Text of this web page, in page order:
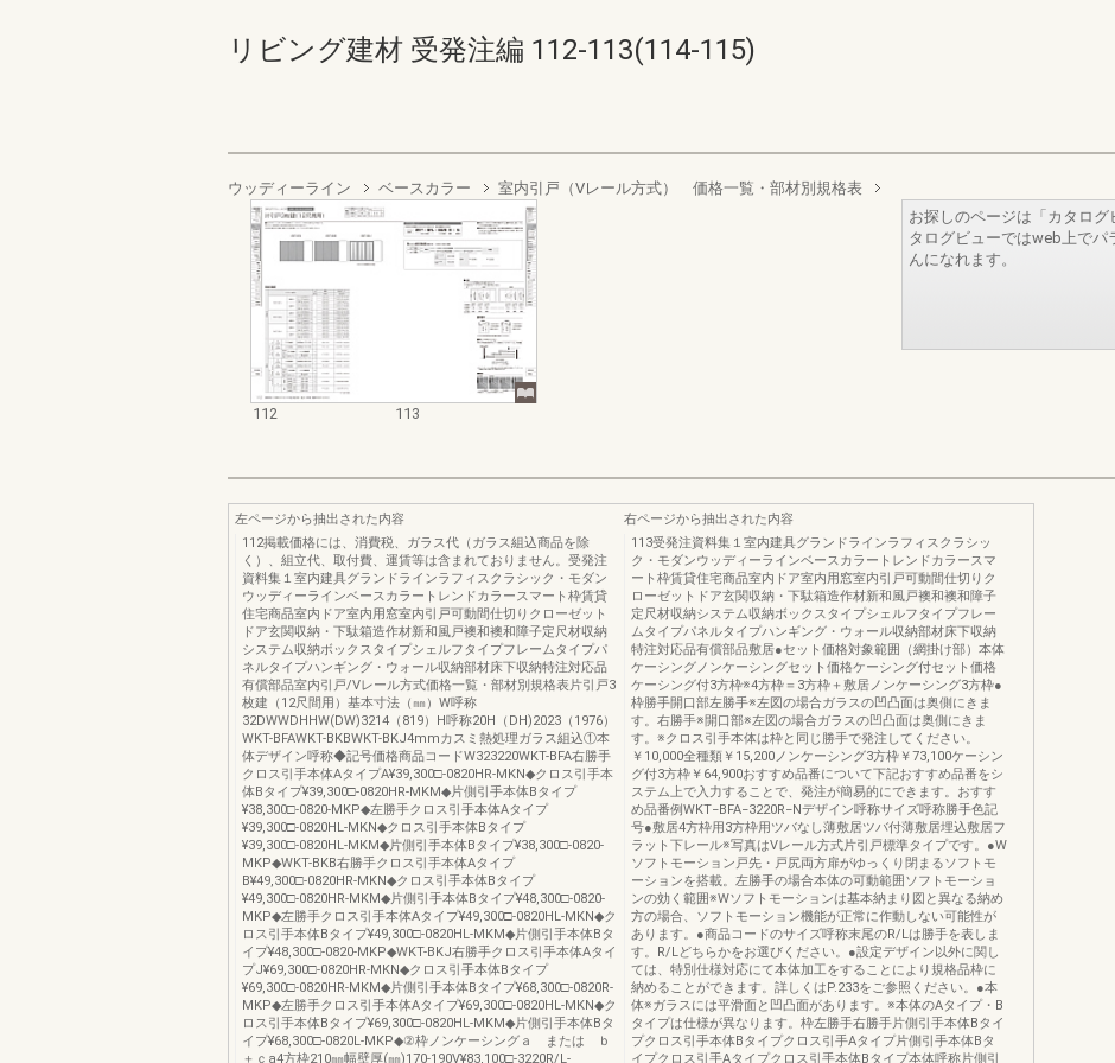
リビング建材 受発注編 112-113(114-115)
ウッディーライン ベースカラー 室内引戸（Vレール方式） 価格一覧・部材別規格表
112 113
お探しのページは「カタロ
タログビューではweb上でパ
んになれます。
左ページから抽出された内容
112掲載価格には、消費税、ガラス代（ガラス組込商品を除
く）、組立代、取付費、運賃等は含まれておりません。受発注
資料集１室内建具グランドラインラフィスクラシック・モダン
ウッディーラインベースカラートレンドカラースマート枠賃貸
住宅商品室内ドア室内用窓室内引戸可動間仕切りクローゼット
ドア玄関収納・下駄箱造作材新和風戸襖和襖和障子定尺材収納
システム収納ボックスタイプシェルフタイプフレームタイプパ
ネルタイプハンギング・ウォール収納部材床下収納特注対応品
有償部品室内引戸/Vレール方式価格一覧・部材別規格表片引戸3
枚建（12尺間用）基本寸法（㎜）W呼称
32DWWDHHW(DW)3214（819）H呼称20H（DH)2023（1976）
WKT-BFAWKT-BKBWKT-BKJ4mmカスミ熱処理ガラス組込①本
体デザイン呼称◆記号価格商品コードW323220WKT-BFA右勝手
クロス引手本体AタイプA¥39,300□-0820HR-MKN◆クロス引手本
体Bタイプ¥39,300□-0820HR-MKM◆片側引手本体Bタイプ
¥38,300□-0820-MKP◆左勝手クロス引手本体Aタイプ
¥39,300□-0820HL-MKN◆クロス引手本体Bタイプ
¥39,300□-0820HL-MKM◆片側引手本体Bタイプ¥38,300□-0820-
MKP◆WKT-BKB右勝手クロス引手本体Aタイプ
B¥49,300□-0820HR-MKN◆クロス引手本体Bタイプ
¥49,300□-0820HR-MKM◆片側引手本体Bタイプ¥48,300□-0820-
MKP◆左勝手クロス引手本体Aタイプ¥49,300□-0820HL-MKN◆ク
ロス引手本体Bタイプ¥49,300□-0820HL-MKM◆片側引手本体Bタ
イプ¥48,300□-0820-MKP◆WKT-BKJ右勝手クロス引手本体Aタイ
プJ¥69,300□-0820HR-MKN◆クロス引手本体Bタイプ
¥69,300□-0820HR-MKM◆片側引手本体Bタイプ¥68,300□-0820R-
MKP◆左勝手クロス引手本体Aタイプ¥69,300□-0820HL-MKN◆ク
ロス引手本体Bタイプ¥69,300□-0820HL-MKM◆片側引手本体Bタ
イプ¥68,300□-0820L-MKP◆②枠ノンケーシングａ または ｂ
＋ｃa4方枠210㎜幅壁厚(㎜)170-190V¥83,100□-3220R/L-
右ページから抽出された内容
113受発注資料集１室内建具グランドラインラフィスクラシッ
ク・モダンウッディーラインベースカラートレンドカラースマ
ート枠賃貸住宅商品室内ドア室内用窓室内引戸可動間仕切りク
ローゼットドア玄関収納・下駄箱造作材新和風戸襖和襖和障子
定尺材収納システム収納ボックスタイプシェルフタイプフレー
ムタイプパネルタイプハンギング・ウォール収納部材床下収納
特注対応品有償部品敷居●セット価格対象範囲（網掛け部）本体
ケーシングノンケーシングセット価格ケーシング付セット価格
ケーシング付3方枠※4方枠＝3方枠＋敷居ノンケーシング3方枠●
枠勝手開口部左勝手※左図の場合ガラスの凹凸面は奥側にきま
す。右勝手※開口部※左図の場合ガラスの凹凸面は奥側にきま
す。※クロス引手本体は枠と同じ勝手で発注してください。
￥10,000全種類￥15,200ノンケーシング3方枠￥73,100ケーシン
グ付3方枠￥64,900おすすめ品番について下記おすすめ品番をシ
ステム上で入力することで、発注が簡易的にできます。おすす
め品番例WKT−BFA−3220R−Nデザイン呼称サイズ呼称勝手色記
号●敷居4方枠用3方枠用ツバなし薄敷居ツバ付薄敷居埋込敷居フ
ラット下レール※写真はVレール方式片引戸標準タイプです。●W
ソフトモーション戸先・戸尻両方扉がゆっくり閉まるソフトモ
ーションを搭載。左勝手の場合本体の可動範囲ソフトモーショ
ンの効く範囲※Wソフトモーションは基本納まり図と異なる納め
方の場合、ソフトモーション機能が正常に作動しない可能性が
あります。●商品コードのサイズ呼称末尾のR/Lは勝手を表しま
す。R/Lどちらかをお選びください。●設定デザイン以外に関し
ては、特別仕様対応にて本体加工をすることにより規格品枠に
納めることができます。詳しくはP.233をご参照ください。●本
体※ガラスには平滑面と凹凸面があります。※本体のAタイプ・B
タイプは仕様が異なります。枠左勝手右勝手片側引手本体Bタイ
プクロス引手本体Bタイプクロス引手Aタイプ片側引手本体Bタ
イプクロス引手Aタイプクロス引手本体Bタイプ本体呼称片側引